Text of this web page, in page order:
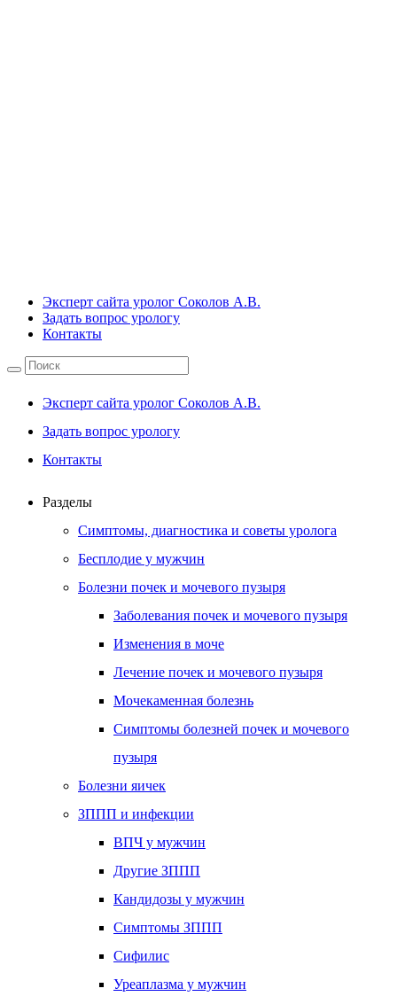
Эксперт сайта уролог Соколов А.В.
Задать вопрос урологу
Контакты
Эксперт сайта уролог Соколов А.В.
Задать вопрос урологу
Контакты
Разделы
Симптомы, диагностика и советы уролога
Бесплодие у мужчин
Болезни почек и мочевого пузыря
Заболевания почек и мочевого пузыря
Изменения в моче
Лечение почек и мочевого пузыря
Мочекаменная болезнь
Симптомы болезней почек и мочевого
пузыря
Болезни яичек
ЗППП и инфекции
ВПЧ у мужчин
Другие ЗППП
Кандидозы у мужчин
Симптомы ЗППП
Сифилис
Уреаплазма у мужчин